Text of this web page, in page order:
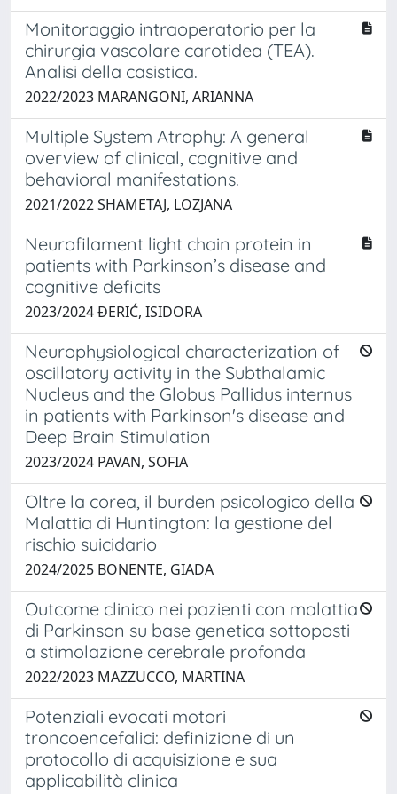
Monitoraggio intraoperatorio per la
chirurgia vascolare carotidea (TEA).
Analisi della casistica.
2022/2023 MARANGONI, ARIANNA
Multiple System Atrophy: A general
overview of clinical, cognitive and
behavioral manifestations.
2021/2022 SHAMETAJ, LOZJANA
Neurofilament light chain protein in
patients with Parkinson’s disease and
cognitive deficits
2023/2024 ĐERIĆ, ISIDORA
Neurophysiological characterization of
oscillatory activity in the Subthalamic
Nucleus and the Globus Pallidus internus
in patients with Parkinson's disease and
Deep Brain Stimulation
2023/2024 PAVAN, SOFIA
Oltre la corea, il burden psicologico della
Malattia di Huntington: la gestione del
rischio suicidario
2024/2025 BONENTE, GIADA
Outcome clinico nei pazienti con malattia
di Parkinson su base genetica sottoposti
a stimolazione cerebrale profonda
2022/2023 MAZZUCCO, MARTINA
Potenziali evocati motori
troncoencefalici: definizione di un
protocollo di acquisizione e sua
applicabilità clinica